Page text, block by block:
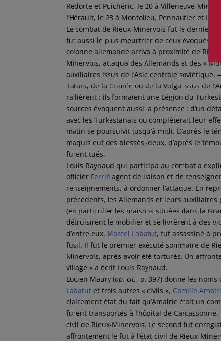
Redorte et Puichéric, le 20 à Villeneuve-
l’Hérault, le 23 à Montolieu, Pennautier et La
Le combat de Rieux-Minervois fut le dernier
fut aussi le plus meurtrier de ceux évoqués
colonne allemande arriva à proximité de
Minervois, attaqua des Allemands et des «
auxiliaires issus de l’Asie centrale
Tatars, de la Crimée ou de la Volga issus de
rallièrent ; ils formaient une Légion du
sources évoquent aussi la présence : d’un
avec les Turkestanais ou compléterait leur
matin se poursuivit jusqu’à midi. D’après le
maquis eut des blessés (deux, d’après le
furent tués.
Louis Raynaud qui participa au combat a
officier Ferrié agent de liaison et de
renseignements, à ordonner l’attaque. En
précédents, les Allemands et leurs
(en particulier les maisons situées dans la
détruisirent le mobilier et se livrèrent à des
d’entre eux, Marcel Labatut, fut assassiné à
fusil. Il fut le premier exécuté sommaire de
Minervois, après avoir été torturés. Un
village » a écrit Louis Raynaud.
Lucien Maury (op. cit., p. 397) donne les
Labatut et trois autres « civils », Camille
clairement état du fait qu’Amalric était un
furent transportés à l’hôpital de Carcassonne.
civil de Rieux-Minervois. Le second fut
affrontement le fut à l’état civil de Rieux-